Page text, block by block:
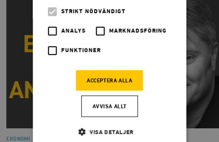
EKONOMI
STRIKT NÖDVÄNDIGT
ANALYS MARKNADSFÖRING
FUNKTIONER
ACCEPTERA ALLA
AVVISA ALLT
VISA DETALJER